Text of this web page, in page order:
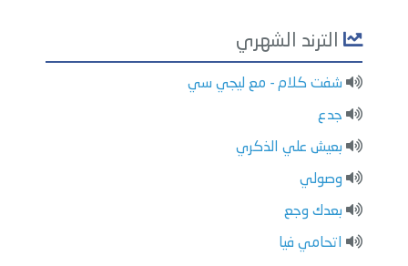
الترند الشهري
شفت كلام - مع ليجي سي
جدع
بعيش علي الذكري
وصولي
بعدك وجع
اتحامي فيا